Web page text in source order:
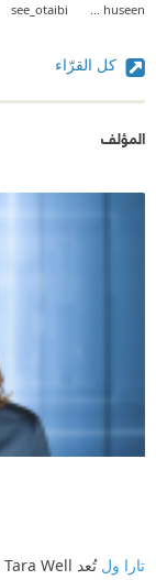
zahraa huseen
see_otaibi
كل القرّاء
المؤلف
تارا ول